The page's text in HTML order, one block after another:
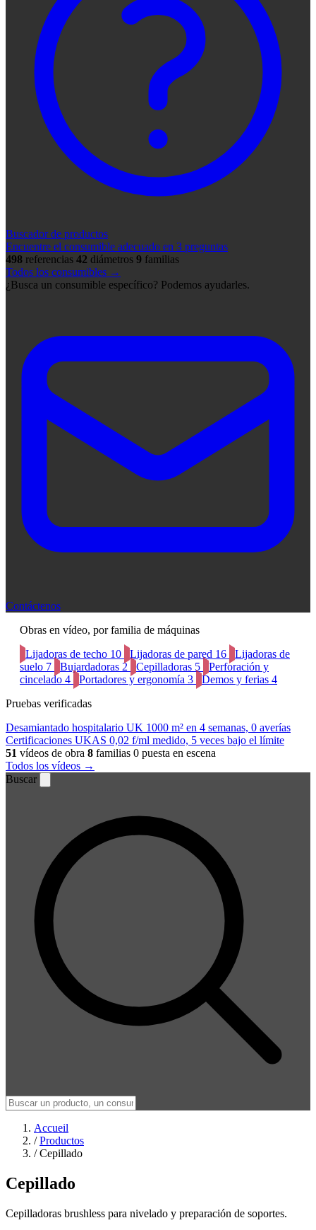
Buscador de productos
Encuentre el consumible adecuado en 3 preguntas
498 referencias 42 diámetros 9 familias
Todos los consumibles →
¿Busca un consumible específico? Podemos ayudarles.
Contáctenos
Obras en vídeo, por familia de máquinas
Lijadoras de techo 10 Lijadoras de pared 16
Lijadoras de
suelo 7 Bujardadoras 2 Cepilladoras 5
Perforación y
cincelado 4 Portadores y ergonomía 3 Demos y ferias 4
Pruebas verificadas
Desamiantado hospitalario UK 1000 m² en 4 semanas, 0 averías
Certificaciones UKAS 0,02 f/ml medido, 5 veces bajo el límite
51 vídeos de obra 8 familias 0 puesta en escena
Todos los vídeos →
Buscar
Accueil
/ Productos
/ Cepillado
Cepillado
Cepilladoras brushless para nivelado y preparación de soportes.